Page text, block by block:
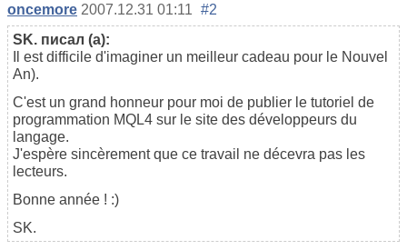
oncemore 2007.12.31 01:11 #2
SK. писал (а):
Il est difficile d'imaginer un meilleur cadeau pour le Nouvel
An).
C'est un grand honneur pour moi de publier le tutoriel de
programmation MQL4 sur le site des développeurs du
langage.
J'espère sincèrement que ce travail ne décevra pas les
lecteurs.
Bonne année ! :)
SK.